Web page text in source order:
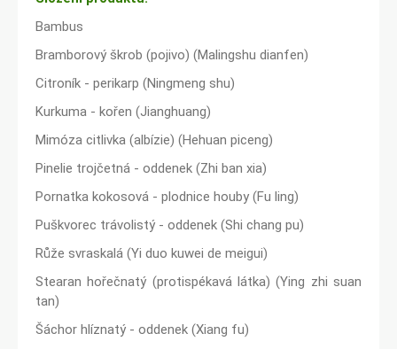
Bambus
Bramborový škrob (pojivo) (Malingshu dianfen)
Citroník - perikarp (Ningmeng shu)
Kurkuma - kořen (Jianghuang)
Mimóza citlivka (albízie) (Hehuan piceng)
Pinelie trojčetná - oddenek (Zhi ban xia)
Pornatka kokosová - plodnice houby (Fu ling)
Puškvorec trávolistý - oddenek (Shi chang pu)
Růže svraskalá (Yi duo kuwei de meigui)
Stearan hořečnatý (protispékavá látka) (Ying zhi suan
tan)
Šáchor hlíznatý - oddenek (Xiang fu)